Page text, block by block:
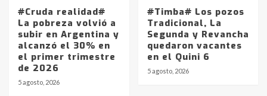
#Cruda realidad#
La pobreza volvió a
subir en Argentina y
alcanzó el 30% en
el primer trimestre
de 2026
5 agosto, 2026
#Timba# Los pozos
Tradicional, La
Segunda y Revancha
quedaron vacantes
en el Quini 6
5 agosto, 2026
6
La Bolsa de Cereales de Bahía
Blanca anticipa que Agosto vendrá
con lluvias y heladas, en gran parte